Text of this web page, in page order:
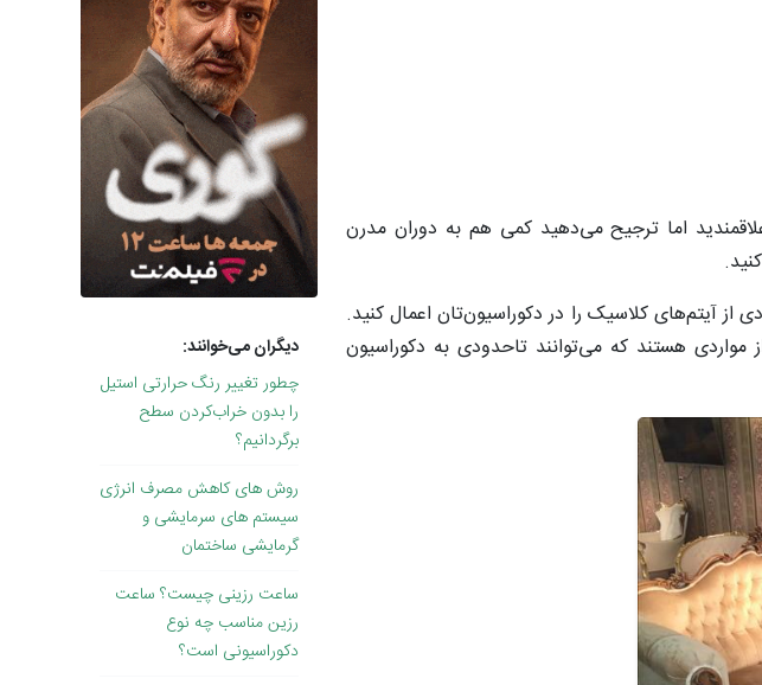
اما ترجیح می‌دهید کمی هم به دوران مدرن
از آیتم‌های کلاسیک را در دکوراسیون‌تان اعمال کنید.
هستند که می‌توانند تاحدودی به دکوراسیون‌
دیگران می‌خوانند:
چطور تغییر رنگ حرارتی استیل
را بدون خراب‌کردن سطح
برگردانیم؟
روش های کاهش مصرف انرژی
سیستم های سرمایشی و
گرمایشی ساختمان
ساعت رزینی چیست؟ ساعت
رزین مناسب چه نوع
دکوراسیونی است؟